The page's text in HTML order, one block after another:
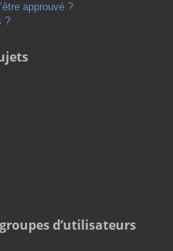
approuvé ?
?
d’utilisateurs